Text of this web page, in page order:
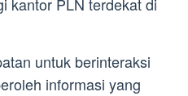
untuk berinteraksi
informasi yang